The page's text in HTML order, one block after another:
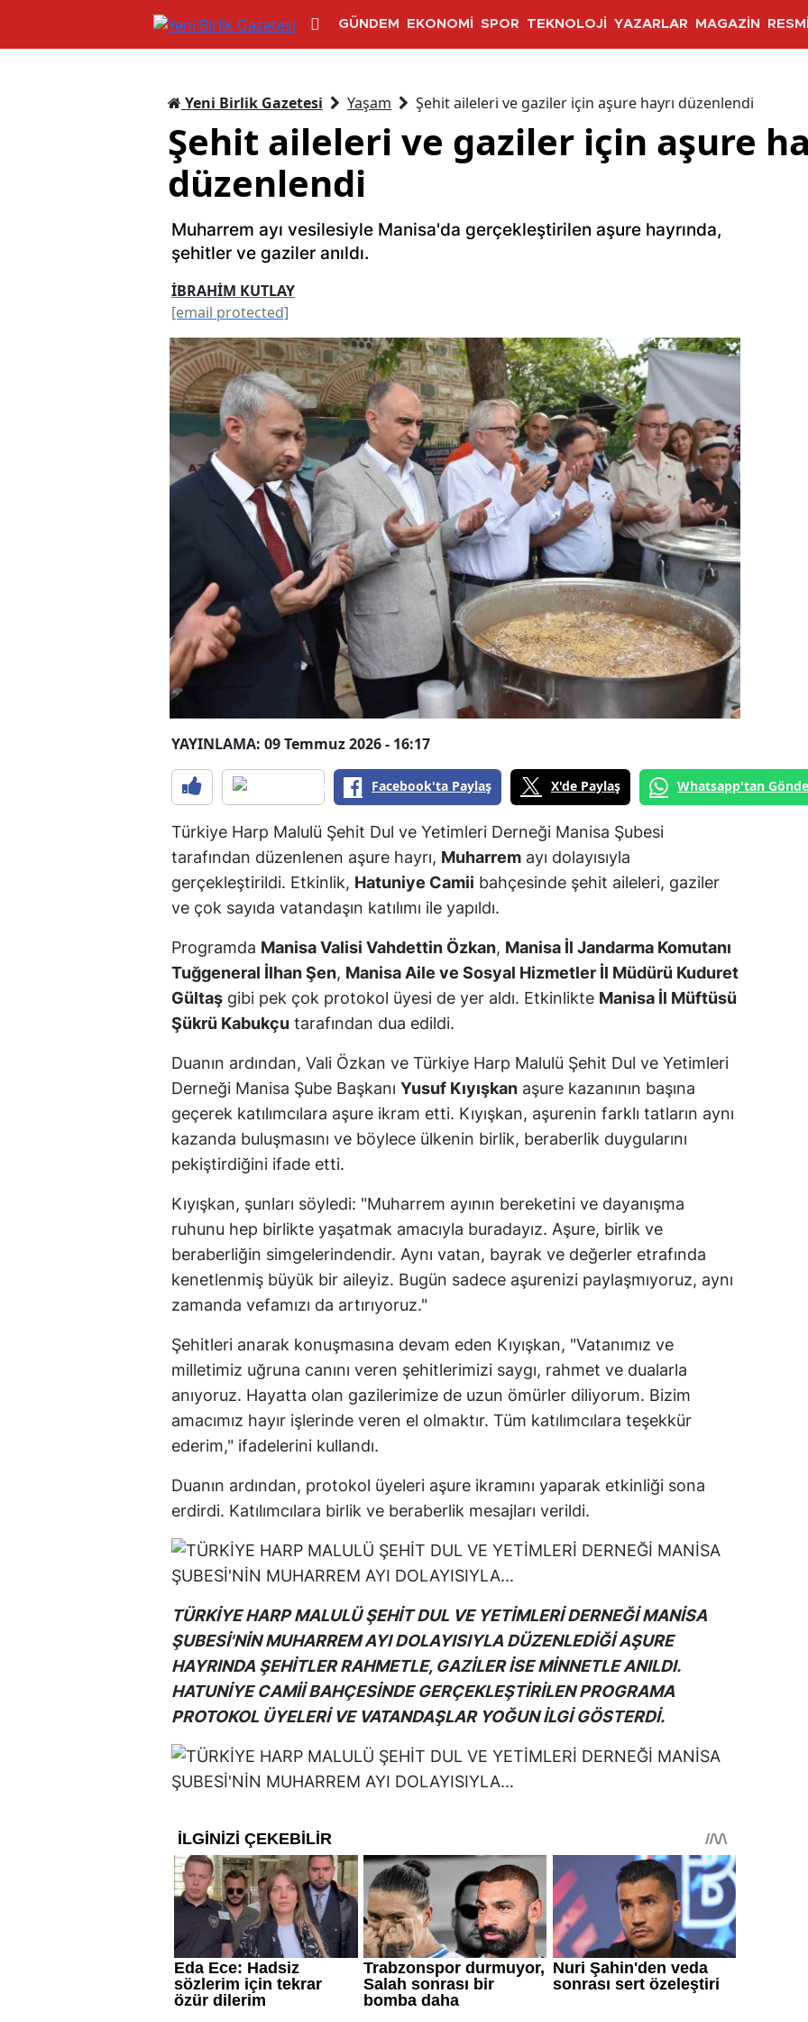
GÜNDEM EKONOMİ SPOR TEKNOLOJİ YAZARLAR MAGAZİN
Yeni Birlik Gazetesi Yaşam Şehit aileleri ve gaziler için aşure hayrı düzenlendi
Şehit aileleri ve gaziler için aşure
düzenlendi
Muharrem ayı vesilesiyle Manisa'da gerçekleştirilen aşure hayrında,
şehitler ve gaziler anıldı.
İBRAHİM KUTLAY
[email protected]
YAYINLAMA: 09 Temmuz 2026 - 16:17
Facebook'ta Paylaş X'de Paylaş Whatsapp'tan
Türkiye Harp Malulü Şehit Dul ve Yetimleri Derneği Manisa Şubesi
tarafından düzenlenen aşure hayrı, Muharrem ayı dolayısıyla
gerçekleştirildi. Etkinlik, Hatuniye Camii bahçesinde şehit aileleri, gaziler
ve çok sayıda vatandaşın katılımı ile yapıldı.
Programda Manisa Valisi Vahdettin Özkan, Manisa İl Jandarma Komutanı
Tuğgeneral İlhan Şen, Manisa Aile ve Sosyal Hizmetler İl Müdürü Kuduret
Gültaş gibi pek çok protokol üyesi de yer aldı. Etkinlikte Manisa İl Müftüsü
Şükrü Kabukçu tarafından dua edildi.
Duanın ardından, Vali Özkan ve Türkiye Harp Malulü Şehit Dul ve Yetimleri
Derneği Manisa Şube Başkanı Yusuf Kıyışkan aşure kazanının başına
geçerek katılımcılara aşure ikram etti. Kıyışkan, aşurenin farklı tatların aynı
kazanda buluşmasını ve böylece ülkenin birlik, beraberlik duygularını
pekiştirdiğini ifade etti.
Kıyışkan, şunları söyledi: "Muharrem ayının bereketini ve dayanışma
ruhunu hep birlikte yaşatmak amacıyla buradayız. Aşure, birlik ve
beraberliğin simgelerindendir. Aynı vatan, bayrak ve değerler etrafında
kenetlenmiş büyük bir aileyiz. Bugün sadece aşurenizi paylaşmıyoruz, aynı
zamanda vefamızı da artırıyoruz."
Şehitleri anarak konuşmasına devam eden Kıyışkan, "Vatanımız ve
milletimiz uğruna canını veren şehitlerimizi saygı, rahmet ve dualarla
anıyoruz. Hayatta olan gazilerimize de uzun ömürler diliyorum. Bizim
amacımız hayır işlerinde veren el olmaktır. Tüm katılımcılara teşekkür
ederim," ifadelerini kullandı.
Duanın ardından, protokol üyeleri aşure ikramını yaparak etkinliği sona
erdirdi. Katılımcılara birlik ve beraberlik mesajları verildi.
TÜRKİYE HARP MALULÜ ŞEHİT DUL VE YETİMLERİ DERNEĞİ MANİSA
ŞUBESİ'NİN MUHARREM AYI DOLAYISIYLA DÜZENLEDİĞİ AŞURE
HAYRINDA ŞEHİTLER RAHMETLE, GAZİLER İSE MİNNETLE ANILDI.
HATUNİYE CAMİİ BAHÇESİNDE GERÇEKLEŞTİRİLEN PROGRAMA
PROTOKOL ÜYELERİ VE VATANDAŞLAR YOĞUN İLGİ GÖSTERDİ.